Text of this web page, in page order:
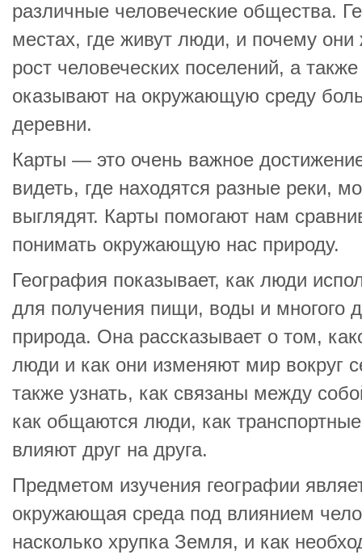
различные человеческие общества.
местах, где живут люди, и почему
рост человеческих поселений, а
оказывают на окружающую среду
деревни.
Карты — это очень важное
видеть, где находятся разные реки,
выглядят. Карты помогают нам
понимать окружающую нас природу.
География показывает, как люди
для получения пищи, воды и многого
природа. Она рассказывает о том,
люди и как они изменяют мир вокруг
также узнать, как связаны между
как общаются люди, как
влияют друг на друга.
Предметом изучения географии
окружающая среда под влиянием
насколько хрупка Земля, и как